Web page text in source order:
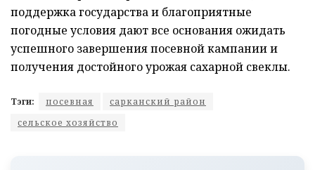
поддержка государства и благоприятные
погодные условия дают все основания ожидать
успешного завершения посевной кампании и
получения достойного урожая сахарной свеклы.
Тэги: посевная
сарканский район
сельское хозяйство